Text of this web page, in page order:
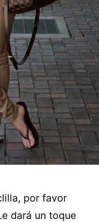
por favor
dará un toque